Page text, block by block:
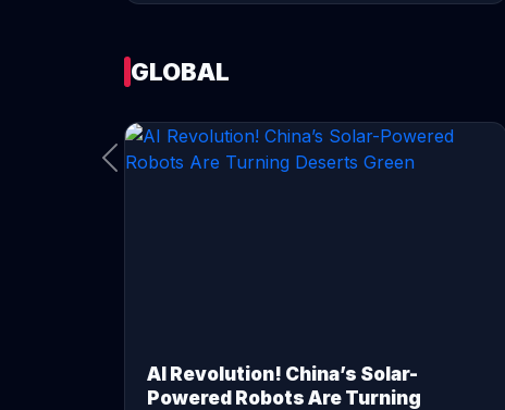
GLOBAL
AI Revolution! China’s Solar-
Powered Robots Are Turning